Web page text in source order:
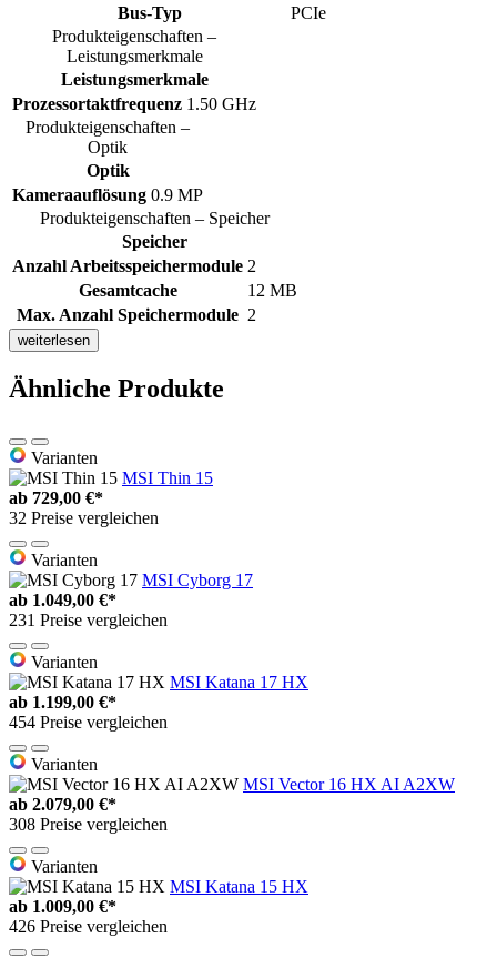
Bus-Typ
PCIe
Produkteigenschaften –
Leistungsmerkmale
Leistungsmerkmale
Prozessortaktfrequenz 1.50 GHz
Produkteigenschaften –
Optik
Optik
Kameraauflösung 0.9 MP
Produkteigenschaften – Speicher
Speicher
Anzahl Arbeitsspeichermodule 2
Gesamtcache
12 MB
Max. Anzahl Speichermodule 2
weiterlesen
Ähnliche Produkte
Varianten
MSI Thin 15
ab 729,00 €*
32 Preise vergleichen
Varianten
MSI Cyborg 17
ab 1.049,00 €*
231 Preise vergleichen
Varianten
MSI Katana 17 HX
ab 1.199,00 €*
454 Preise vergleichen
Varianten
MSI Vector 16 HX AI A2XW
ab 2.079,00 €*
308 Preise vergleichen
Varianten
MSI Katana 15 HX
ab 1.009,00 €*
426 Preise vergleichen